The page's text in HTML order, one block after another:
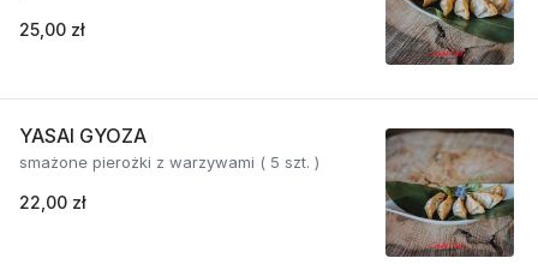
25,00 zł
YASAI GYOZA
smażone pierożki z warzywami ( 5 szt. )
22,00 zł